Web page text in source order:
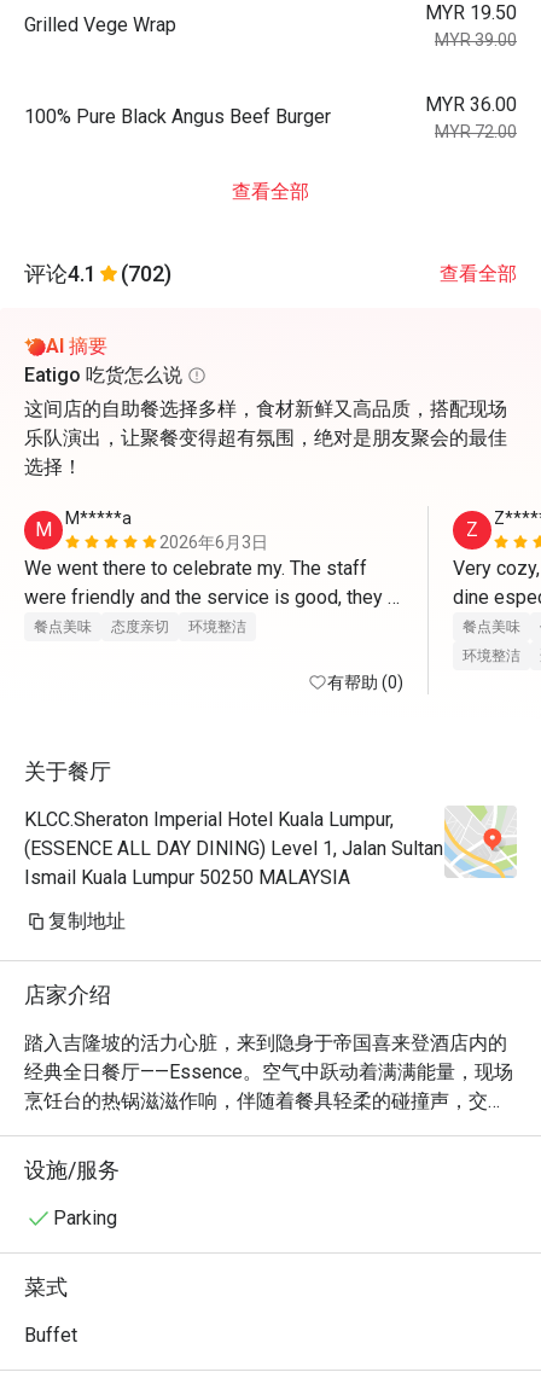
Grilled Vege Wrap
MYR 19.50
MYR 39.00
100% Pure Black Angus Beef Burger
MYR 36.00
MYR 72.00
查看全部
评论4.1 (702) 查看全部
AI 摘要
Eatigo 吃货怎么说
这间店的自助餐选择多样，食材新鲜又高品质，搭配现场
乐队演出，让聚餐变得超有氛围，绝对是朋友聚会的最佳
选择！
M
M*****a
2026年6月3日
We went there to celebrate my. The staff
were friendly and the service is good, they
餐点美味 态度亲切 环境整洁
有帮助 (0)
Z
Very
dine
friends.
餐点美味
环境整洁
关于餐厅
KLCC.Sheraton Imperial Hotel Kuala Lumpur,
(ESSENCE ALL DAY DINING) Level 1, Jalan Sultan
Ismail Kuala Lumpur 50250 MALAYSIA
复制地址
店家介绍
踏入吉隆坡的活力心脏，来到隐身于帝国喜来登酒店内的
经典全日餐厅——Essence。空气中跃动着满满能量，现场
烹饪台的热锅滋滋作响，伴随着餐具轻柔的碰撞声，交织
成一首悦耳的交响曲。新鲜出炉的面包香、浓郁的咖喱芬
芳与烟熏味的西式烧烤气息相互融合，预示着一场难忘的
国际自助餐飨宴。在这里，来自世界各地的美食家齐聚一
堂，探索一场环球风味之旅，从地道的马来西亚料理、火
有尽有。
无论是快节奏的晚餐约会，或是悠闲惬意的深夜漫游，这
设施/服务
Parking
菜式
Buffet